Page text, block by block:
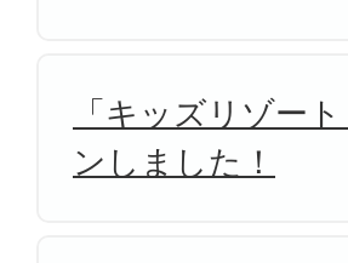
「キッズリゾー
ンしました！